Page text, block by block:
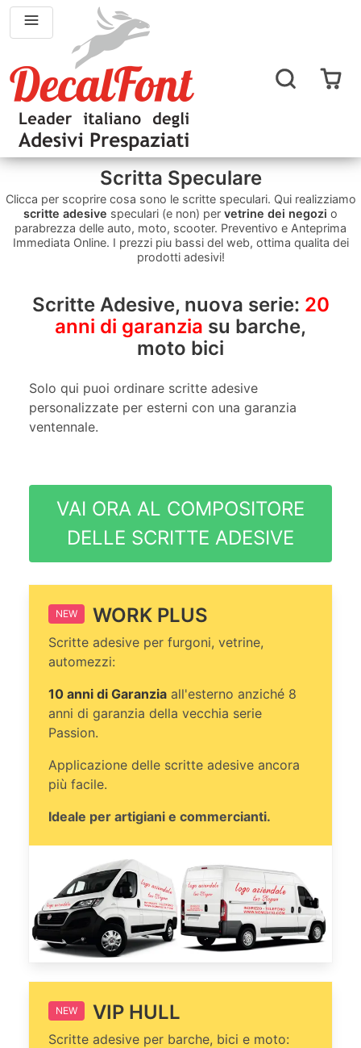
Scritta Speculare
Clicca per scoprire cosa sono le scritte speculari. Qui realizziamo
scritte adesive speculari (e non) per vetrine dei negozi o
parabrezza delle auto, moto, scooter. Preventivo e Anteprima
Immediata Online. I prezzi piu bassi del web, ottima qualita dei
prodotti adesivi!
Scritte Adesive, nuova serie: 20
anni di garanzia su barche,
moto bici
Solo qui puoi ordinare scritte adesive
personalizzate per esterni con una garanzia
ventennale.
VAI ORA AL COMPOSITORE
DELLE SCRITTE ADESIVE
NEW WORK PLUS
Scritte adesive per furgoni, vetrine,
automezzi:
10 anni di Garanzia all'esterno anziché 8
anni di garanzia della vecchia serie
Passion.
Applicazione delle scritte adesive ancora
più facile.
Ideale per artigiani e commercianti.
NEW VIP HULL
Scritte adesive per barche, bici e moto: